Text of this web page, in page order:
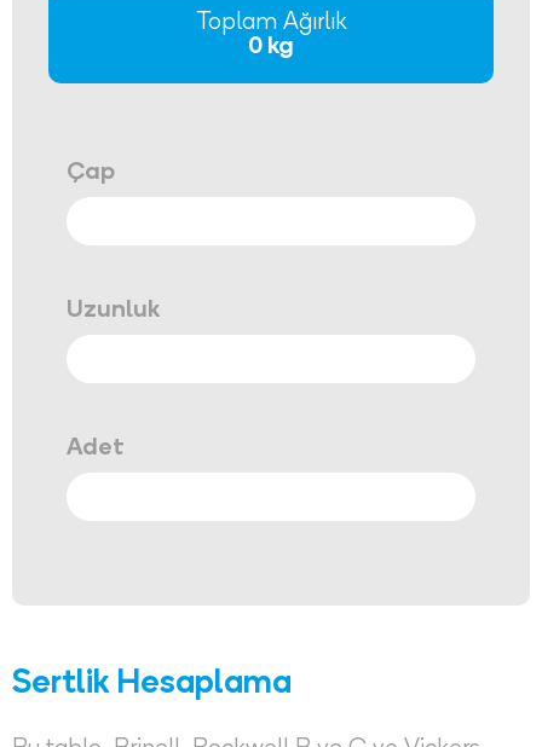
Çap
Uzunluk
Adet
Toplam Ağırlık
0 kg
Sertlik Hesaplama